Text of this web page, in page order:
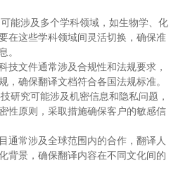
能涉及多个学科领域，如生物学、化
在这些学科领域间灵活切换，确保准
。
技文件通常涉及合规性和法规要求，
，确保翻译文档符合各国法规标准。
研究可能涉及机密信息和隐私问题，
性原则，采取措施确保客户的敏感信
通常涉及全球范围内的合作，翻译人
背景，确保翻译内容在不同文化间的